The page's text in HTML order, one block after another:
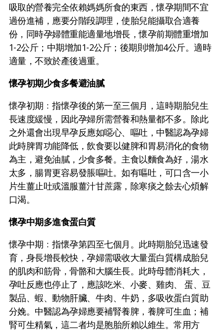
吸取的營養完全依賴媽媽所食的東西，懷孕期間不宜
過份進補，應要分階段調理，使胎兒能攝取合適養
份，同時孕婦體重能適量地增長，懷孕前期體重增加
1-2公斤；中期增加1-2公斤；後期則增加4公斤。適時
適量，不致於產後過重。
懷孕初期少食多餐避油膩
懷孕初期﹕指懷孕後的第一至三個月，這時期胎兒生
長速度緩慢，因此孕婦所需營養和熱量都不多。除此
之外還會出現早孕反應如噁心、嘔吐，中醫認為孕婦
此時脾胃功能降低，飲食要以健脾和胃易消化的食物
為主，避免油膩，少食多餐。主食以麵食為好，湯水
太多，腸胃更容易發脹嘔吐。如有嘔吐，可口含一小
片生薑止吐或溫服薑汁甘蔗露，除寒痰之餘去心煩解
口渴。
懷孕中期多進食蛋白質
懷孕中期﹕指懷孕第四至七個月。此時期胎兒迅速發
育，身長增長較快，孕婦需吸收大量蛋白質構成胎兒
的肌肉和筋骨，骨骼和大腦生長。此時母體消耗大，
孕吐反應也停止了，應該吃米、小麥、雞肉、 蛋、豆
製品、蝦、動物肝臟、牛肉、牛奶，多吸收蛋白質助
分娩。中醫認為孕婦應要補腎養脾，養脾可生血；補
腎可生精氣，這二者均是胞胎所賴以維生。常用方